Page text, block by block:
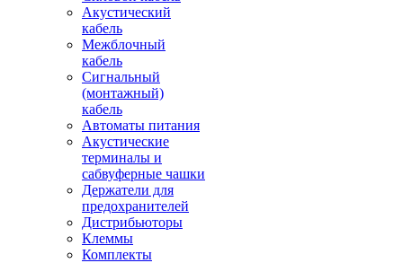
Акустический
кабель
Межблочный
кабель
Сигнальный
(монтажный)
кабель
Автоматы питания
Акустические
терминалы и
сабвуферные чашки
Держатели для
предохранителей
Дистрибьюторы
Клеммы
Комплекты